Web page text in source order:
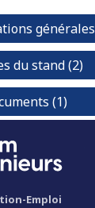
générales
du stand (2)
(1)
Emploi